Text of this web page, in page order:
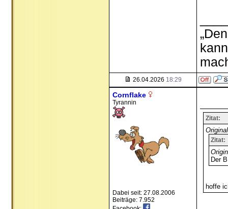
26.04.2026 18:29
Cornflake
Tyrannin
Dabei seit: 27.08.2006
Beiträge: 7.952
Zitat:
Zitat:
Der
hoffe